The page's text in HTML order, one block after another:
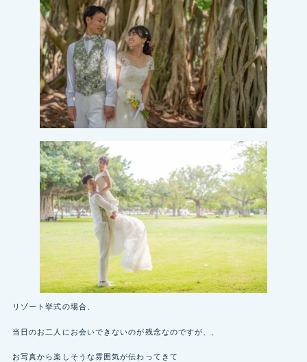
リゾート挙式の場合、
当日のお二人にお会いできないのが残念なのですが、、
お写真から楽しそうな雰囲気が伝わってきて